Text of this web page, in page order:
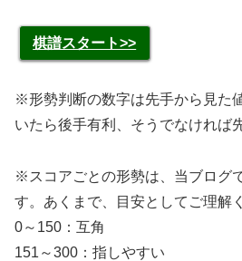
棋譜スタート>>
※形勢判断の数字は先手から見た
いたら後手有利、そうでなければ
※スコアごとの形勢は、当ブログ
す。あくまで、目安としてご理解
0～150：互角
151～300：指しやすい